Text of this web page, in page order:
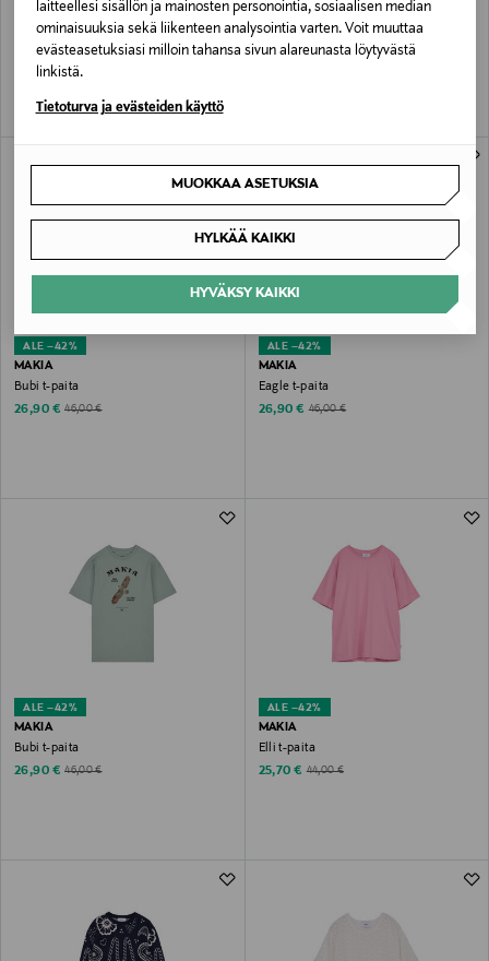
laitteellesi sisällön ja mainosten personointia, sosiaalisen median
ominaisuuksia sekä liikenteen analysointia varten. Voit muuttaa
evästeasetuksiasi milloin tahansa sivun alareunasta löytyvästä
linkistä.
Tietoturva ja evästeiden käyttö
MUOKKAA ASETUKSIA
HYLKÄÄ KAIKKI
HYVÄKSY KAIKKI
MAKIA
Like a Fool t-paita
Original Price
55,00 €
MAKIA
Cult Of Nylon Beat t-paita
Original Price
55,00 €
ALE –42%
MAKIA
Bubi t-paita
Discounted Price
26,90 € Original Price
46,00 €
ALE –42%
MAKIA
Eagle t-paita
Discounted Price
26,90 € Original Price
46,00 €
ALE –42%
MAKIA
Bubi t-paita
Discounted Price
26,90 € Original Price
46,00 €
ALE –42%
MAKIA
Elli t-paita
Discounted Price
25,70 € Original Price
44,00 €